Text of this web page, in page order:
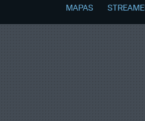
MAPAS